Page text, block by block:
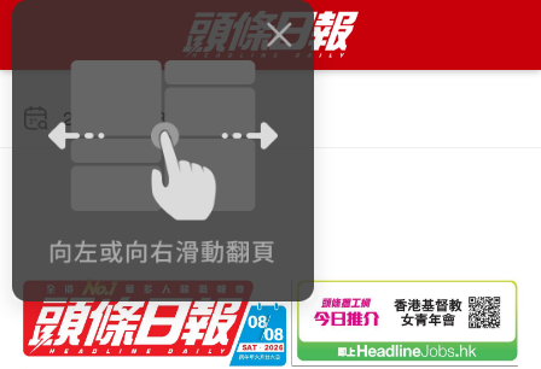
2026年8月8日